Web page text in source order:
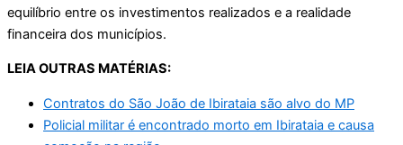
equilíbrio entre os investimentos realizados e a realidade
financeira dos municípios.
LEIA OUTRAS MATÉRIAS:
Contratos do São João de Ibirataia são alvo do MP
Policial militar é encontrado morto em Ibirataia e causa